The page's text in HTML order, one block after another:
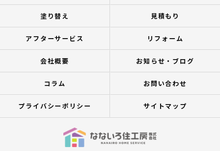
塗り替え 見積もり
アフターサービス リフォーム
会社概要 お知らせ・ブログ
コラム お問い合わせ
プライバシーポリシー サイトマップ